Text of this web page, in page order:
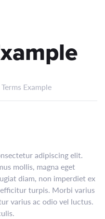
Terms Example
adipiscing elit.
mollis, magna eget
diam, non imperdiet ex
turpis. Morbi varius
varius ac odio vel luctus.